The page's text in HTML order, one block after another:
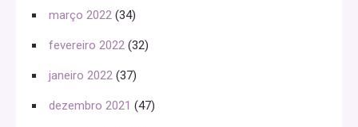
março 2022 (34)
fevereiro 2022 (32)
janeiro 2022 (37)
dezembro 2021 (47)